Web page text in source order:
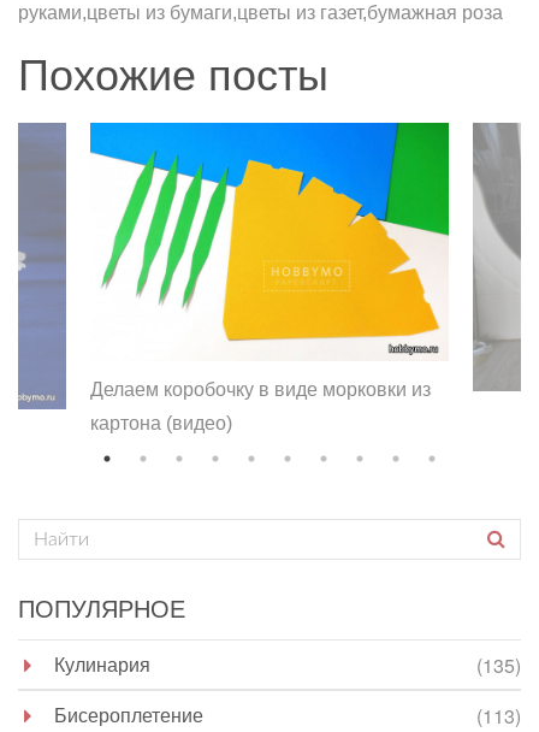
руками,цветы из бумаги,цветы из газет,бумажная роза
Похожие посты
Делаем коробочку в виде морковки из
картона (видео)
ПОПУЛЯРНОЕ
Кулинария
(135)
Бисероплетение
(113)